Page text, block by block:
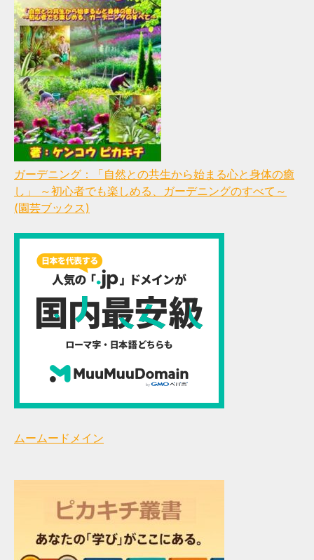
ガーデニング：「自然との共生から始まる心と身体の癒
し」 ～初心者でも楽しめる、ガーデニングのすべて～
(園芸ブックス)
ムームードメイン